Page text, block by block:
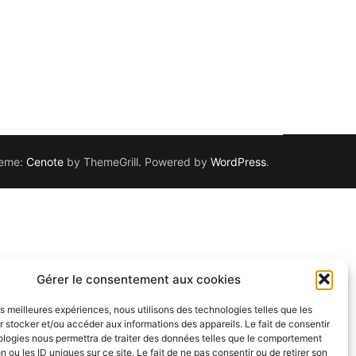
Gérer le consentement aux cookies
meilleures expériences, nous utilisons des technologies telles que les
stocker et/ou accéder aux informations des appareils. Le fait de consentir
nous permettra de traiter des données telles que le comportement
ou les ID uniques sur ce site. Le fait de ne pas consentir ou de retirer son
Cenote by ThemeGrill. Powered by WordPress.